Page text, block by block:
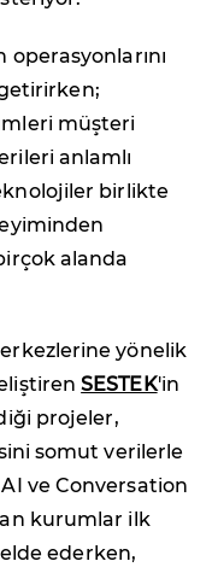
getirirken;
müşteri
anlamlı
birlikte
alanda
yönelik
SESTEK'in
projeler,
somut verilerle
ve Conversation
kurumlar ilk
elde ederken,